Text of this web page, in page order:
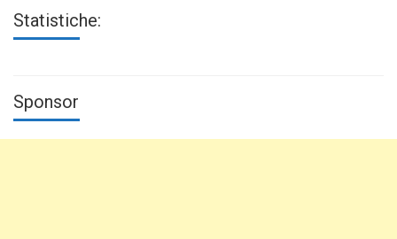
Statistiche:
Sponsor